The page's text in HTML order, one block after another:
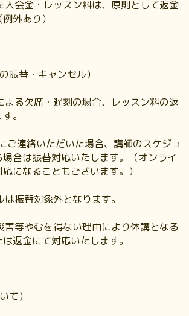
入会金・レッスン料は、原則として返金
外あり）
振替・キャンセル）
よる欠席・遅刻の場合、レッスン料の返
。
ご連絡いただいた場合、講師のスケジュ
合は振替対応いたします。（オンライ
になることもございます。）
振替対象外となります。
害等やむを得ない理由により休講となる
返金にて対応いたします。
て）